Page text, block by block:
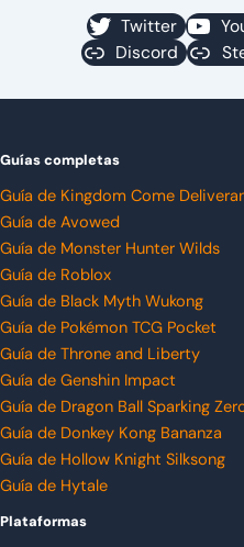
Twitter
Discord
Guías completas
Guía de Kingdom Come
Guía de Avowed
Guía de Monster Hunter Wilds
Guía de Roblox
Guía de Black Myth Wukong
Guía de Pokémon TCG Pocket
Guía de Throne and Liberty
Guía de Genshin Impact
Guía de Dragon Ball Sparking
Guía de Donkey Kong Bananza
Guía de Hollow Knight Silksong
Guía de Hytale
Plataformas